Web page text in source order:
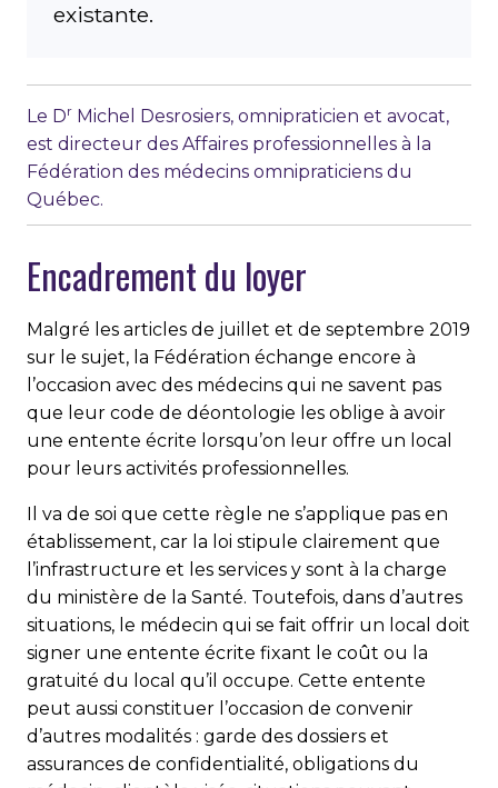
existante.
Le Dr Michel Desrosiers, omnipraticien et avocat,
est directeur des Affaires professionnelles à la
Fédération des médecins omnipraticiens du
Québec.
Encadrement du loyer
Malgré les articles de juillet et de septembre 2019
sur le sujet, la Fédération échange encore à
l’occasion avec des médecins qui ne savent pas
que leur code de déontologie les oblige à avoir
une entente écrite lorsqu’on leur offre un local
pour leurs activités professionnelles.
Il va de soi que cette règle ne s’applique pas en
établissement, car la loi stipule clairement que
l’infrastructure et les services y sont à la charge
du ministère de la Santé. Toutefois, dans d’autres
situations, le médecin qui se fait offrir un local doit
signer une entente écrite fixant le coût ou la
gratuité du local qu’il occupe. Cette entente
peut aussi constituer l’occasion de convenir
d’autres modalités : garde des dossiers et
assurances de confidentialité, obligations du